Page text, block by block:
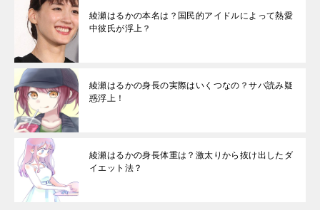
綾瀬はるかの本名は？国民的アイドルによって熱愛
中彼氏が浮上？
綾瀬はるかの身長の実際はいくつなの？サバ読み疑
惑浮上！
綾瀬はるかの身長体重は？激太りから抜け出したダ
イエット法？